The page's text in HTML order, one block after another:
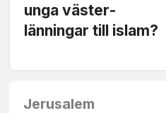
unga väster­
länningar till islam?
Jerusalem